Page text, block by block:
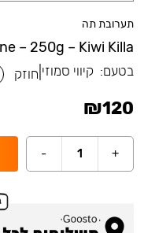
תערובת תה
– 250g – Kiwi Killa
בטעם: קיווי סמוזי חוזק
₪120
+
1
-